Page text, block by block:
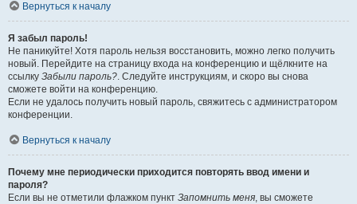
Вернуться к началу
Я забыл пароль!
Не паникуйте! Хотя пароль нельзя восстановить, можно легко получить
новый. Перейдите на страницу входа на конференцию и щёлкните на
ссылку Забыли пароль?. Следуйте инструкциям, и скоро вы снова
сможете войти на конференцию.
Если не удалось получить новый пароль, свяжитесь с администратором
конференции.
Вернуться к началу
Почему мне периодически приходится повторять ввод имени и
пароля?
Если вы не отметили флажком пункт Запомнить меня, вы сможете